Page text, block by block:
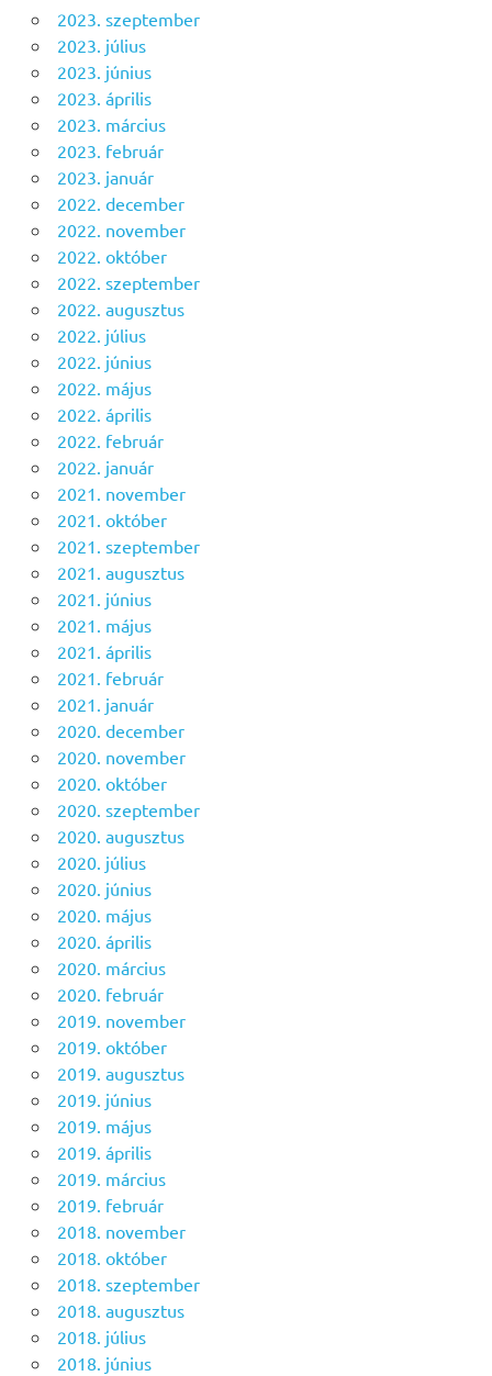
2023. szeptember
2023. július
2023. június
2023. április
2023. március
2023. február
2023. január
2022. december
2022. november
2022. október
2022. szeptember
2022. augusztus
2022. július
2022. június
2022. május
2022. április
2022. február
2022. január
2021. november
2021. október
2021. szeptember
2021. augusztus
2021. június
2021. május
2021. április
2021. február
2021. január
2020. december
2020. november
2020. október
2020. szeptember
2020. augusztus
2020. július
2020. június
2020. május
2020. április
2020. március
2020. február
2019. november
2019. október
2019. augusztus
2019. június
2019. május
2019. április
2019. március
2019. február
2018. november
2018. október
2018. szeptember
2018. augusztus
2018. július
2018. június